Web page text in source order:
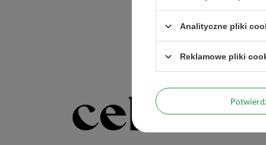
Analityczne pliki
Reklamowe pliki